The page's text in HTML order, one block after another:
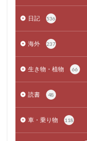
日記 536
海外 237
生き物・植物 66
読書 48
車・乗り物 118